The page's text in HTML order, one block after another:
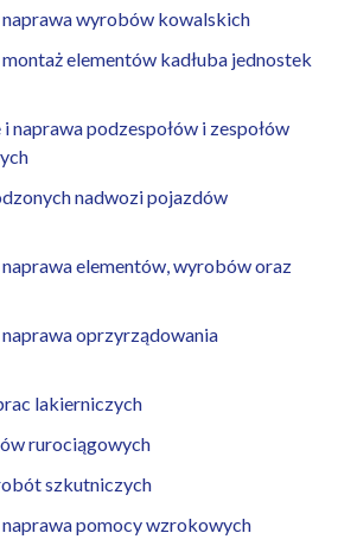
wyrobów kowalskich
elementów kadłuba jednostek
naprawa podzespołów i zespołów
nadwozi pojazdów
elementów, wyrobów oraz
oprzyrządowania
lakierniczych
rurociągowych
szkutniczych
pomocy wzrokowych